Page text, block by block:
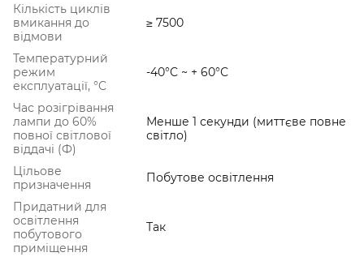
Кількість циклів
вмикання до
відмови
≥ 7500
Температурний
режим
експлуатації, °C
-40°C ~ + 60°С
Час розігрівання
лампи до 60%
повної світлової
віддачі (Ф)
Менше 1 секунди (миттєве повне
світло)
Цільове
призначення
Побутове освітлення
Придатний для
освітлення
побутового
приміщення
Так